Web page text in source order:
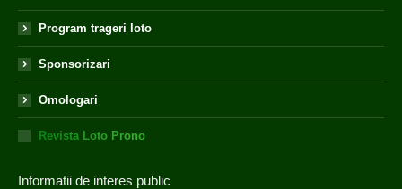
Program trageri loto
Sponsorizari
Omologari
Revista Loto Prono
Informatii de interes public